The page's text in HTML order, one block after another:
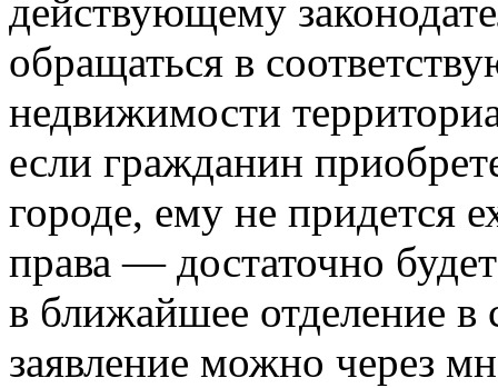
действующему
обращаться в
недвижимости
если гражданин
городе, ему не придется
права — достаточно
в ближайшее отделение в
заявление можно через